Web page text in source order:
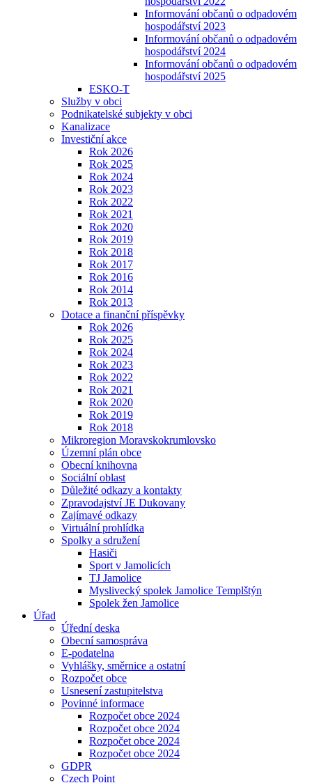
Informování občanů o odpadovém
hospodářství 2023
Informování občanů o odpadovém
hospodářství 2024
Informování občanů o odpadovém
hospodářství 2025
ESKO-T
Služby v obci
Podnikatelské subjekty v obci
Kanalizace
Investiční akce
Rok 2026
Rok 2025
Rok 2024
Rok 2023
Rok 2022
Rok 2021
Rok 2020
Rok 2019
Rok 2018
Rok 2017
Rok 2016
Rok 2014
Rok 2013
Dotace a finanční příspěvky
Rok 2026
Rok 2025
Rok 2024
Rok 2023
Rok 2022
Rok 2021
Rok 2020
Rok 2019
Rok 2018
Mikroregion Moravskokrumlovsko
Územní plán obce
Obecní knihovna
Sociální oblast
Důležité odkazy a kontakty
Zpravodajství JE Dukovany
Zajímavé odkazy
Virtuální prohlídka
Spolky a sdružení
Hasiči
Sport v Jamolicích
TJ Jamolice
Myslivecký spolek Jamolice Templštýn
Spolek žen Jamolice
Úřad
Úřední deska
Obecní samospráva
E-podatelna
Vyhlášky, směrnice a ostatní
Rozpočet obce
Usnesení zastupitelstva
Povinné informace
Rozpočet obce 2024
Rozpočet obce 2024
Rozpočet obce 2024
Rozpočet obce 2024
GDPR
Czech Point